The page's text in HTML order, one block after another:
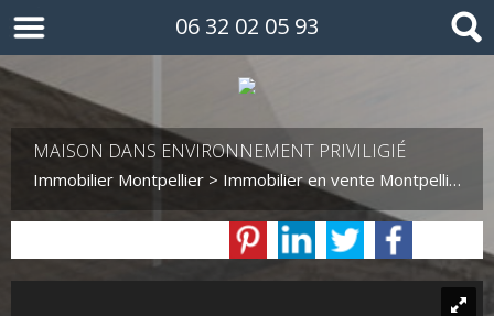
06 32 02 05 93
MAISON DANS ENVIRONNEMENT PRIVILIGIÉ
Immobilier Montpellier > Immobilier en vente Montpellier